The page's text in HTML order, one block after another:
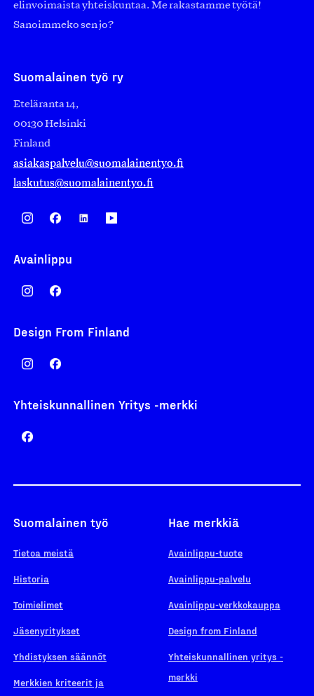
elinvoimaista yhteiskuntaa. Me rakastamme työtä!
Sanoimmeko sen jo?
Suomalainen työ ry
Eteläranta 14,
00130 Helsinki
Finland
asiakaspalvelu@suomalainentyo.fi
laskutus@suomalainentyo.fi
Avainlippu
Design From Finland
Yhteiskunnallinen Yritys -merkki
Suomalainen työ
Tietoa meistä
Historia
Toimielimet
Jäsenyritykset
Yhdistyksen säännöt
Merkkien kriteerit ja
Hae merkkiä
Avainlippu-tuote
Avainlippu-palvelu
Avainlippu-verkkokauppa
Design from Finland
Yhteiskunnallinen yritys -
merkki